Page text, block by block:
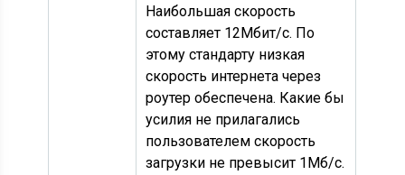
Наибольшая скорость
составляет 12Мбит/с. По
этому стандарту низкая
скорость интернета через
роутер обеспечена. Какие бы
усилия не прилагались
пользователем скорость
загрузки не превысит 1Мб/с.